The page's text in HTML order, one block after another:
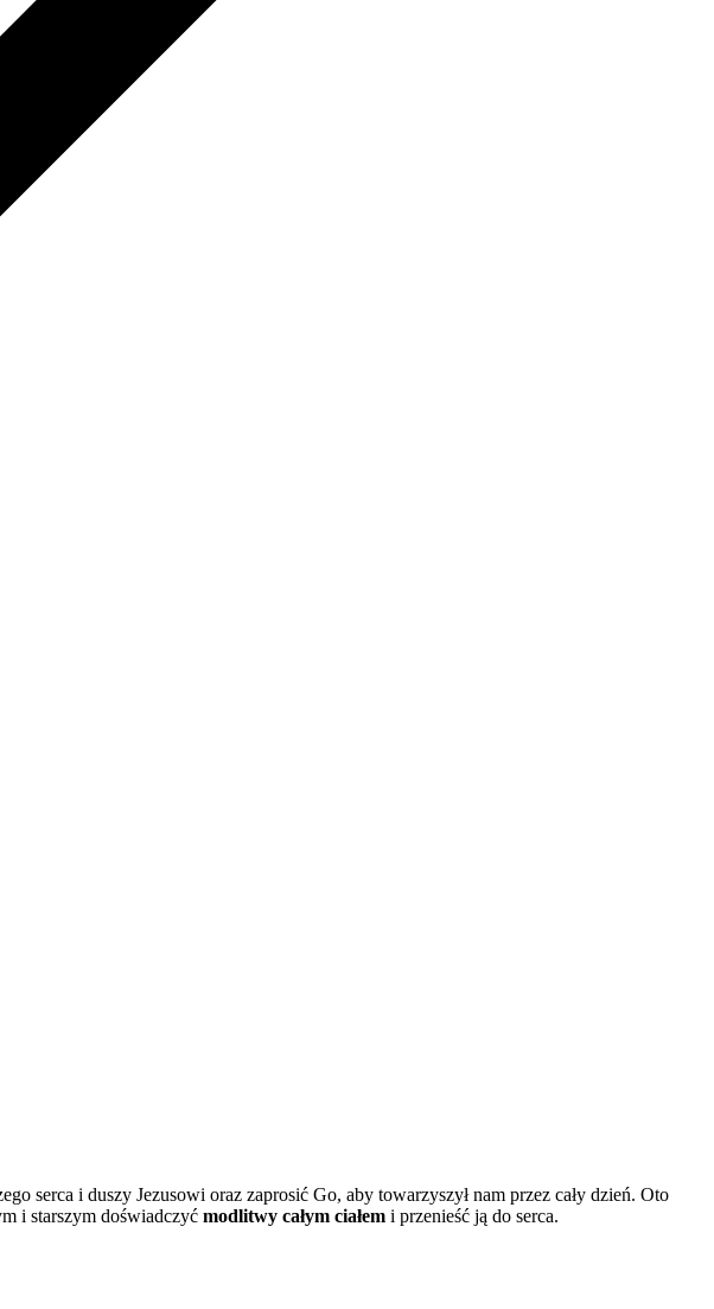
serca i duszy Jezusowi oraz zaprosić Go, aby towarzyszył nam przez cały dzień. Oto
i starszym doświadczyć modlitwy całym ciałem i przenieść ją do serca.